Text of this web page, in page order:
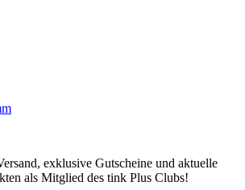
exklusive Gutscheine und aktuelle
als Mitglied des tink Plus Clubs!